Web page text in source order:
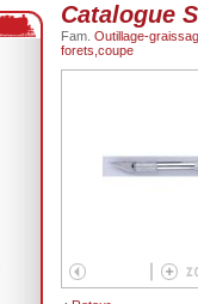
Catalogue
Fam. Outillage-
forets,coupe